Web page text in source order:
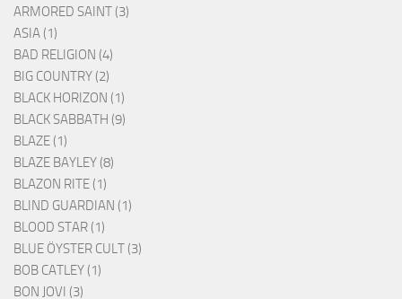
ARMORED SAINT (3)
ASIA (1)
BAD RELIGION (4)
BIG COUNTRY (2)
BLACK HORIZON (1)
BLACK SABBATH (9)
BLAZE (1)
BLAZE BAYLEY (8)
BLAZON RITE (1)
BLIND GUARDIAN (1)
BLOOD STAR (1)
BLUE ÖYSTER CULT (3)
BOB CATLEY (1)
BON JOVI (3)